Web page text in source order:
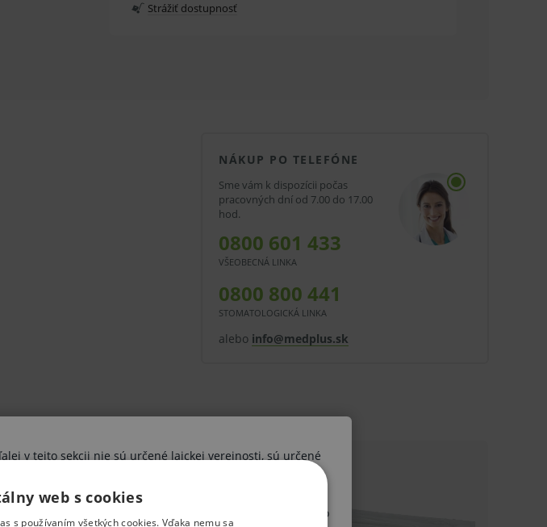
Strážiť dostupnosť
NÁKUP PO TELEFÓNE
Sme vám k dispozícii počas
pracovných dní od 7.00 do 17.00
hod.
0800 601 433
VŠEOBECNÁ LINKA
0800 800 441
STOMATOLOGICKÁ LINKA
alebo info@medplus.sk
v tejto sekcii nie sú určené laickej verejnosti, sú určené
poprípade aj zdravia ďalších osôb. V prípade, že by
či využité na stanovenie diagnózy alebo liečebného
web s cookies
s používaním všetkých cookies. Vďaka nemu sa